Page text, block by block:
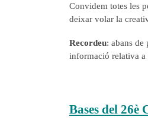
Convidem totes les
deixar volar la
Recordeu: abans de
informació relativa a
Bases del